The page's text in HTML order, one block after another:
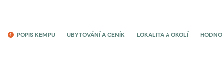
POPIS KEMPU UBYTOVÁNÍ A CENÍK LOKALITA A OKOLÍ